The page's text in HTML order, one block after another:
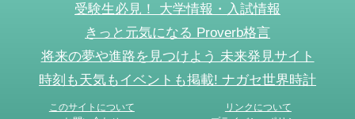
受験生必見！ 大学情報・入試情報
きっと元気になる Proverb格言
将来の夢や進路を見つけよう 未来発見サイト
時刻も天気もイベントも掲載! ナガセ世界時計
このサイトについて
リンクについて